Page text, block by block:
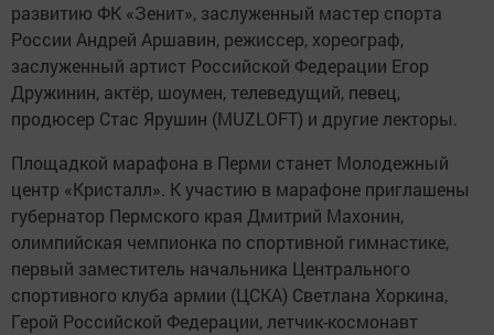
развитию ФК «Зенит», заслуженный мастер спорта
России Андрей Аршавин, режиссер, хореограф,
заслуженный артист Российской Федерации Егор
Дружинин, актёр, шоумен, телеведущий, певец,
продюсер Стас Ярушин (MUZLOFT) и другие лекторы.
Площадкой марафона в Перми станет Молодежный
центр «Кристалл». К участию в марафоне приглашены
губернатор Пермского края Дмитрий Махонин,
олимпийская чемпионка по спортивной гимнастике,
первый заместитель начальника Центрального
спортивного клуба армии (ЦСКА) Светлана Хоркина,
Герой Российской Федерации, летчик-космонавт